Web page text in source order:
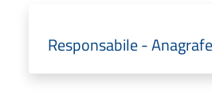
Responsabile -